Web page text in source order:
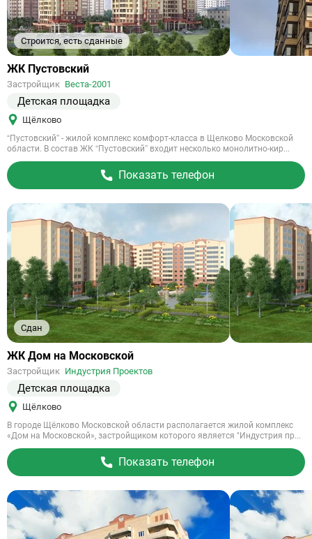
Строится, есть сданные
Ссылка
объект
ЖК Пустовский
Застройщик Веста-2001
Детская площадка
Щёлково
“Пустовский” - жилой комплекс комфорт-класса в Щелково Московской
области. В состав ЖК “Пустовский” входит несколько монолитно-кир...
Показать телефон
Сдан
Ссылка
объект
ЖК Дом на Московской
Застройщик Индустрия Проектов
Детская площадка
Щёлково
В городе Щёлково Московской области располагается жилой комплекс
«Дом на Московской», застройщиком которого является "Индустрия пр...
Показать телефон